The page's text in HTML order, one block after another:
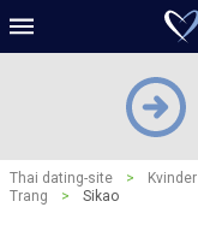
Thai dating-site > Kvinder
Trang
> Sikao